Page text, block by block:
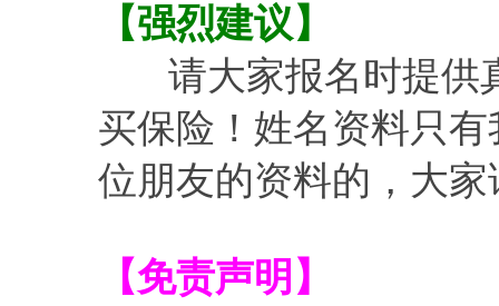
【强烈建议】
请大家报名时提供
买保险！姓名资料只
位朋友的资料的，大
【免责声明】